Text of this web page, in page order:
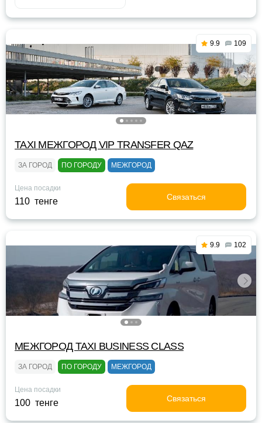
9.9 109
TAXI МЕЖГОРОД VIP TRANSFER QАZ
ЗА ГОРОД ПО ГОРОДУ МЕЖГОРОД
Цена посадки
110 тенге Связаться
9.9 102
МЕЖГОРОД TAXI BUSINESS CLASS
ЗА ГОРОД ПО ГОРОДУ МЕЖГОРОД
Цена посадки
100 тенге Связаться